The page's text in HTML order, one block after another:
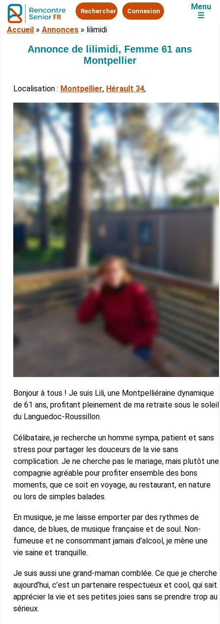
Rechercher Connexion
Menu
☰
Accueil »Annonces » lilimidi
Annonce de lilimidi, Femme 61 ans
Montpellier
Localisation : Montpellier, Hérault 34,
Bonjour à tous ! Je suis Lili, une Montpelliéraine dynamique
de 61 ans, profitant pleinement de ma retraite sous le soleil
du Languedoc-Roussillon.
Célibataire, je recherche un homme sympa, patient et sans
stress pour partager les douceurs de la vie sans
complication. Je ne cherche pas le mariage, mais plutôt une
compagnie agréable pour profiter ensemble des bons
moments, que ce soit en voyage, au restaurant, en nature
ou lors de simples balades.
En musique, je me laisse emporter par des rythmes de
dance, de blues, de musique française et de soul. Non-
fumeuse et ne consommant jamais d’alcool, je mène une
vie saine et tranquille.
Je suis aussi une grand-maman comblée. Ce que je cherche
aujourd’hui, c’est un partenaire respectueux et cool, qui sait
apprécier la vie et ses petites joies sans se prendre trop au
sérieux.